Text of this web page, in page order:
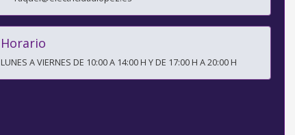
Horario
LUNES A VIERNES DE 10:00 A 14:00 H Y DE 17:00 H A 20:00 H